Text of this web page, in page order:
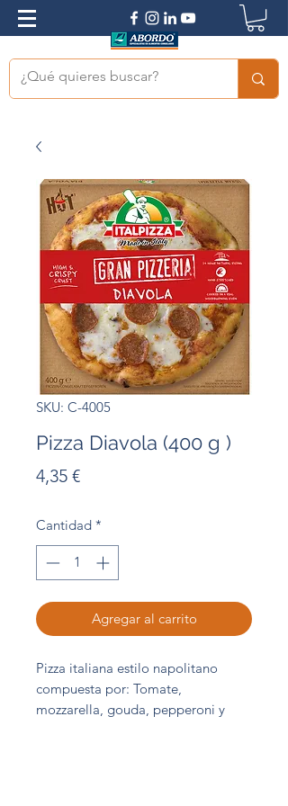
SKU: C-4005
Pizza Diavola (400 g )
4,35 €Precio
Cantidad *
Agregar al carrito
Pizza italiana estilo napolitano
compuesta por: Tomate,
mozzarella, gouda, pepperoni y